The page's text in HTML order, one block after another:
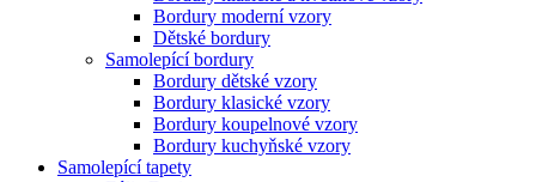
Bordury moderní vzory
Dětské bordury
Samolepící bordury
Bordury dětské vzory
Bordury klasické vzory
Bordury koupelnové vzory
Bordury kuchyňské vzory
Samolepící tapety